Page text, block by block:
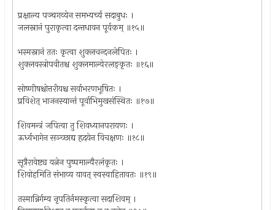
प्रक्षाल्य पञ्चगव्येन समभ्यर्च्य सदाबुधः ।
जलस्नानं पुराकृत्वा दन्तधावन पूर्वकम् ॥१५॥
भस्मस्नानं ततः कृत्वा शुक्लचन्दनलेपितः ।
शुक्लवस्त्रोपवीतश्च शुक्लमाल्येरलङ्कृतः ॥१६॥
सोष्णीषश्चोत्तरीयश्च सर्वाभरणभूषितः ।
प्रविशेत् भाजनस्यान्तं पूर्वाभिमुखसंस्थितः ॥१७॥
शिवमन्त्रं जपित्वा तु शिवध्यानपरायणः ।
ऊर्ध्वभागेन सञ्च्छाद्य हृदयेन विचक्षणः ॥१८॥
सूत्रैरावेष्ट्य यत्नेन पुष्पमाल्यैरलंकृतः ।
शिवोहमिति संभाव्य यावत् स्वस्वाहितावतः ॥१९॥
तस्मान्निर्गम्य नृपतिर्नमस्कृत्वा सदाशिवम् ।